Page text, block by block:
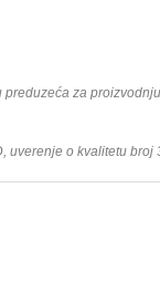
za
uverenje o kvalitetu broj